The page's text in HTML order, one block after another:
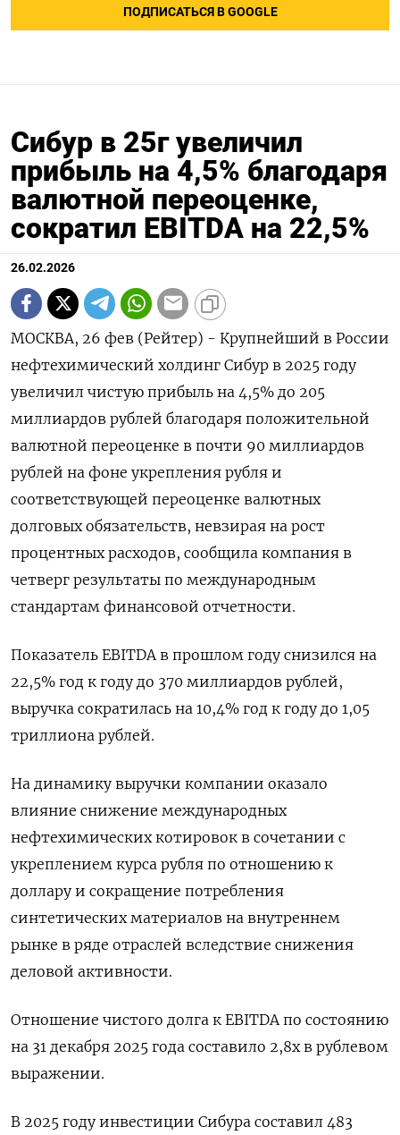
ПОДПИСАТЬСЯ В GOOGLE
Сибур в 25г увеличил
прибыль на 4,5% благодаря
валютной переоценке,
сократил EBITDA на 22,5%
26.02.2026
МОСКВА, 26 фев (Рейтер) - Крупнейший в России
нефтехимический холдинг Сибур в 2025 году
увеличил чистую прибыль ‌на 4,5% до 205
миллиардов рублей благодаря положительной
валютной переоценке в почти 90 миллиардов ​
рублей на ​фоне укрепления ​рубля и
соответствующей ⁠переоценке валютных
долговых обязательств, ‌невзирая на рост
процентных ‌расходов, сообщила компания в
четверг результаты по международным ​
стандартам финансовой отчетности.
Показатель EBITDA в ‌прошлом году снизился на
22,5% год ​к году до 370 миллиардов рублей,
‌выручка сократилась на 10,4% год к году до 1,05
триллиона рублей.
На динамику ​выручки компании ​оказало
влияние ‌снижение международных
нефтехимических котировок в сочетании ​с
укреплением курса рубля по отношению к
доллару и сокращение потребления
синтетических материалов на внутреннем
рынке в ряде отраслей вследствие снижения
деловой активности.
Отношение чистого долга к EBITDA по ​состоянию
на ⁠31 декабря 2025 года составило 2,8х в рублевом
выражении.
В ‌2025 году инвестиции Сибура составил ‌483